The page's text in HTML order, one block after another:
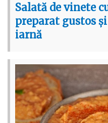
Salată de vinete
preparat gustos
iarnă